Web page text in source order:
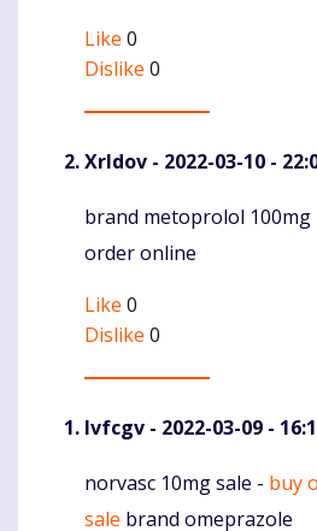
Like 0
Dislike 0
Xrldov - 2022-03-10 -
Komentaras
brand metoprolol 100mg
order online
Like 0
Dislike 0
Ivfcgv - 2022-03-09 -
Komentaras
norvasc 10mg sale - buy
sale brand omeprazole